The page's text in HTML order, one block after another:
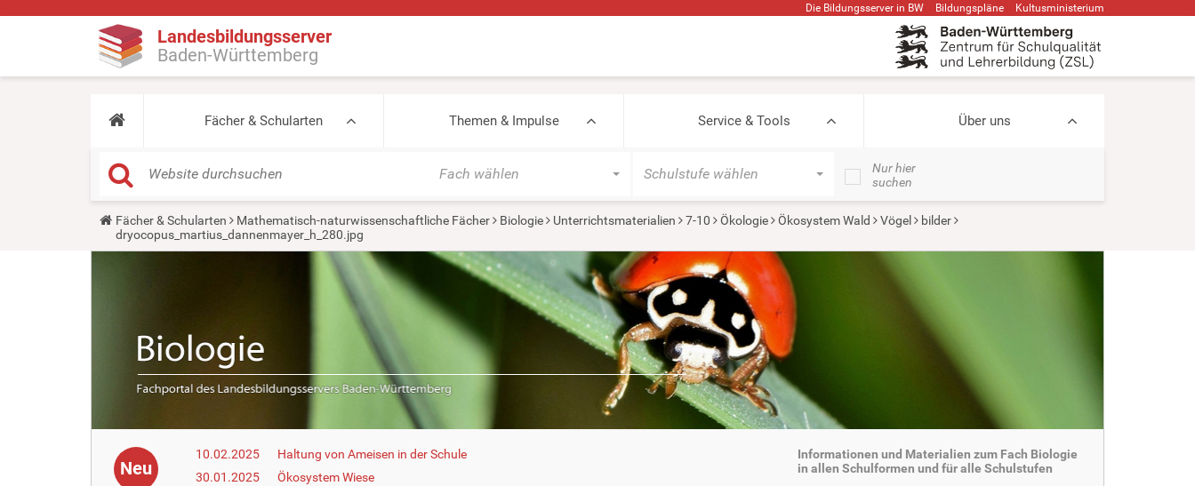
Die Bildungsserver in BW Bildungspläne Kultusministerium
Landesbildungsserver
Baden-Württemberg
Fächer & Schularten Themen & Impulse Service & Tools Über uns
Fach wählen Schulstufe wählen
Nur hier
suchen
Y
u
Fächer & Schularten Mathematisch-naturwissenschaftliche Fächer Biologie Unterrichtsmaterialien 7-10 Ökologie Ökosystem Wald Vögel
bilder
dryocopus_martius_dannenmayer_h_280.jpg
Neu
10.02.2025
Haltung von Ameisen in der Schule
30.01.2025
Ökosystem Wiese
Informationen und Materialien zum Fach Biologie
in allen Schulformen und für alle Schulstufen